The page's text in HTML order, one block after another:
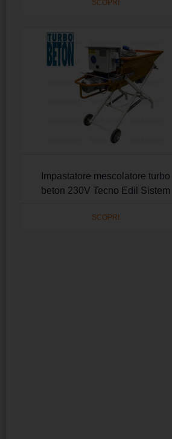
SCOPRI
Impastatore mescolatore turbo
beton 230V Tecno Edil Sistem
SCOPRI